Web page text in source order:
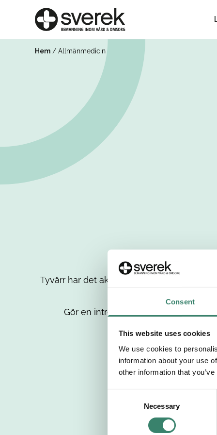
Consent
This website uses cookies
We use cookies to
information about your use
other information that
Necessary
Hem / Allmänmedicin
Tyvärr har det aktuella jobbet tagits bort
Gör en intresseanmälan så